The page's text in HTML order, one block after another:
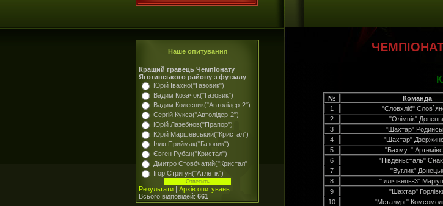
Наше опитування
Кращий гравець Чемпіонату
Яготинського району з футзалу
Юрій Івахно("Газовик")
Вадим Козачок("Газовик")
Вадим Колесник("Автолідер-2")
Сергій Кукса("Автолідер-2")
Юрій Лазебнов("Прапор")
Юрій Маршевський("Кристал")
Ілля Приймак("Газовик")
Євген Рубан("Кристал")
Дмитро Стовбчатий("Кристал"
Ігор Стригун("Атлетік")
Результати | Архів опитувань
Всього відповідей: 661
№ Команда
1
"Словхліб"
2
"Олімпік"
3
"Шахтар"
4
"Шахтар"
5
"Бахмут"
6
"Південьсталь"
7
"Вуглик" Донецьк
8
"Іллічівець-3"
9
"Шахтар"
10
"Металург"